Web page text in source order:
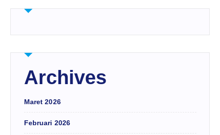
Archives
Maret 2026
Februari 2026